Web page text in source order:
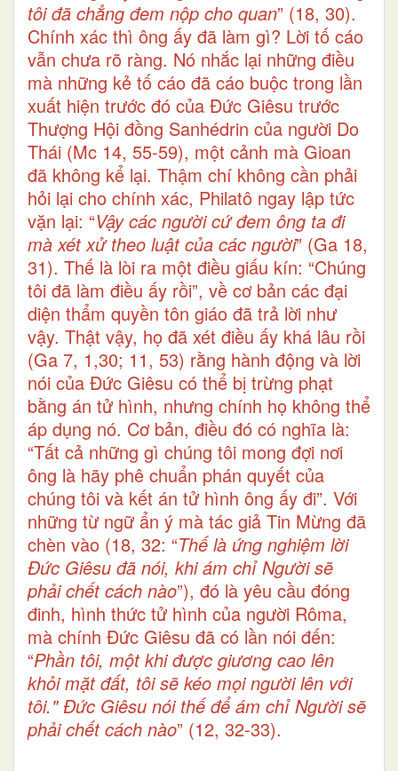
tôi đã chẳng đem nộp cho quan” (18, 30).
Chính xác thì ông ấy đã làm gì? Lời tố cáo
vẫn chưa rõ ràng. Nó nhắc lại những điều
mà những kẻ tố cáo đã cáo buộc trong lần
xuất hiện trước đó của Đức Giêsu trước
Thượng Hội đồng Sanhédrin của người Do
Thái (Mc 14, 55-59), một cảnh mà Gioan
đã không kể lại. Thậm chí không cần phải
hỏi lại cho chính xác, Philatô ngay lập tức
vặn lại: “Vậy các người cứ đem ông ta đi
mà xét xử theo luật của các người” (Ga 18,
31). Thế là lòi ra một điều giấu kín: “Chúng
tôi đã làm điều ấy rồi”, về cơ bản các đại
diện thẩm quyền tôn giáo đã trả lời như
vậy. Thật vậy, họ đã xét điều ấy khá lâu rồi
(Ga 7, 1,30; 11, 53) rằng hành động và lời
nói của Đức Giêsu có thể bị trừng phạt
bằng án tử hình, nhưng chính họ không thể
áp dụng nó. Cơ bản, điều đó có nghĩa là:
“Tất cả những gì chúng tôi mong đợi nơi
ông là hãy phê chuẩn phán quyết của
chúng tôi và kết án tử hình ông ấy đi”. Với
những từ ngữ ẩn ý mà tác giả Tin Mừng đã
chèn vào (18, 32: “Thế là ứng nghiệm lời
Đức Giêsu đã nói, khi ám chỉ Người sẽ
phải chết cách nào”), đó là yêu cầu đóng
đinh, hình thức tử hình của người Rôma,
mà chính Đức Giêsu đã có lần nói đến:
“Phần tôi, một khi được giương cao lên
khỏi mặt đất, tôi sẽ kéo mọi người lên với
tôi." Đức Giêsu nói thế để ám chỉ Người sẽ
phải chết cách nào” (12, 32-33).